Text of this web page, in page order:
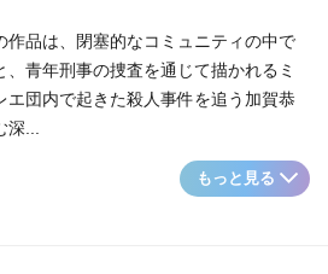
作品は、閉塞的なコミュニティの中で
青年刑事の捜査を通じて描かれるミ
エ団内で起きた殺人事件を追う加賀恭
...
もっと見る